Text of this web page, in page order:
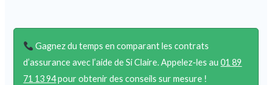
Gagnez du temps en comparant les contrats
d’assurance avec l’aide de Si Claire. Appelez-les au01 89
71 13 94pour obtenir des conseils sur mesure !